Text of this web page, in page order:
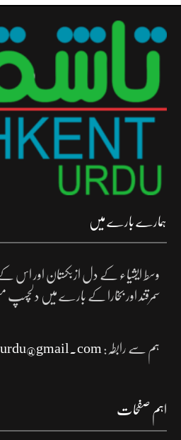
ہمارے بارے میں
وسط ایشیاء کے دل ازبکستان اور اس کے
سمرقند اور بخارا کے بارے میں دلچسپ
ہم سے رابطہ:
اہم صفحات